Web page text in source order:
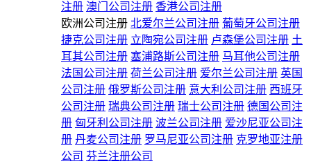
注册 澳门公司注册 香港公司注册
欧洲公司注册 北爱尔兰公司注册 葡萄牙公司注册
捷克公司注册 立陶宛公司注册 卢森堡公司注册 土
耳其公司注册 塞浦路斯公司注册 马耳他公司注册
法国公司注册 荷兰公司注册 爱尔兰公司注册 英国
公司注册 俄罗斯公司注册 意大利公司注册 西班牙
公司注册 瑞典公司注册 瑞士公司注册 德国公司注
册 匈牙利公司注册 波兰公司注册 爱沙尼亚公司注
册 丹麦公司注册 罗马尼亚公司注册 克罗地亚注册
公司 芬兰注册公司